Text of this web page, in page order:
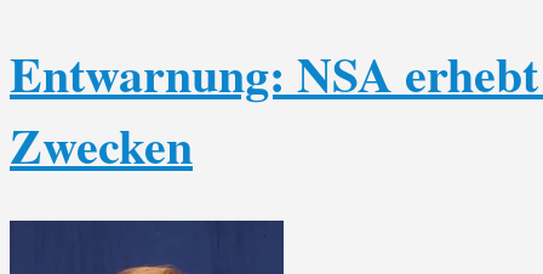
Entwarnung: NSA
Zwecken